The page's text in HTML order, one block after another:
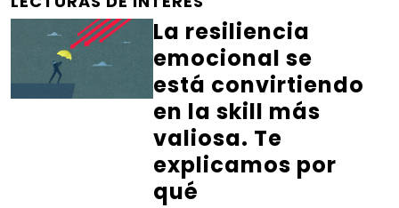
La resiliencia
emocional se
está convirtiendo
en la skill más
valiosa. Te
explicamos por
qué